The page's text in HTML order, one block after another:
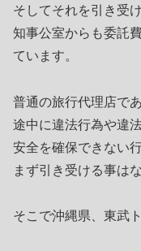
そしてそれを引き受
知事公室からも委託
ています。
普通の旅行代理店であ
途中に違法行為や違
安全を確保できない
まず引き受ける事は
そこで沖縄県、東武